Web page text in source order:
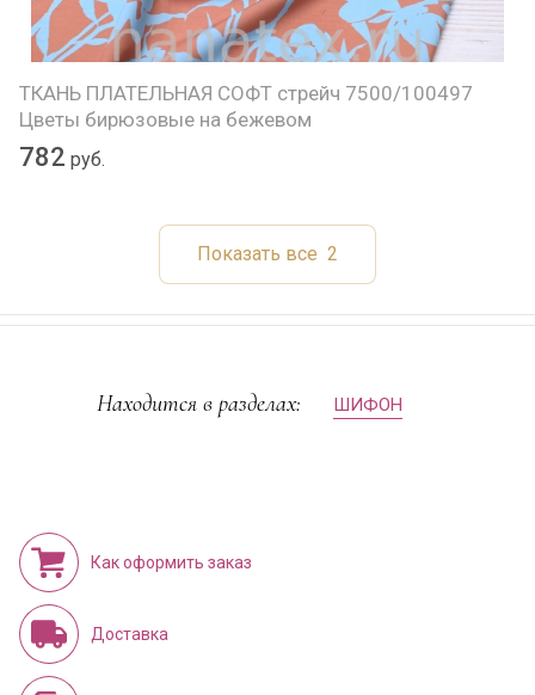
ТКАНЬ ПЛАТЕЛЬНАЯ СОФТ стрейч 7500/100497
Цветы бирюзовые на бежевом
782 руб.
Показать все 2
Находится в разделах: ШИФОН
Как оформить заказ
Доставка